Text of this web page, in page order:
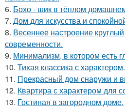
6. Бохо - шик в тёплом
7. Дом для искусства и
8. Весеннее настроение
современности.
9. Минимализм, в котором есть
10. Тихая классика с характером.
11. Прекрасный дом снаружи и
12. Квартира с характером для
13. Гостиная в загородном доме.